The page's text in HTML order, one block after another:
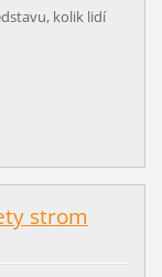
kolik lidí
strom